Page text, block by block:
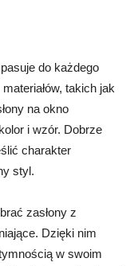
do każdego
takich jak
na okno
i wzór. Dobrze
charakter
styl.
zasłony z
Dzięki nim
w swoim